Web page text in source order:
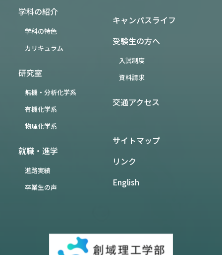
学科の紹介
学科の特色
カリキュラム
研究室
無機・分析化学系
有機化学系
物理化学系
就職・進学
進路実績
卒業生の声
キャンパスライフ
受験生の方へ
入試制度
資料請求
交通アクセス
サイトマップ
リンク
English